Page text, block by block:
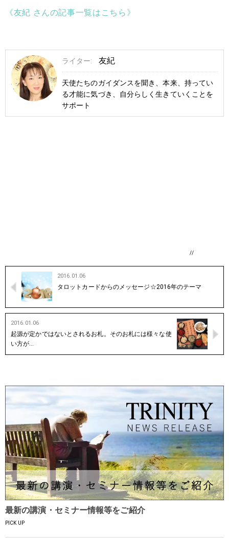
《友紀 さんの記事一覧はこちら》
ライター: 友紀
天使たちのガイダンスを聞き、本来、持ってい
る才能に気づき、自分らしく生きていくことを
サポート
//
2016.01.06
タロットカードからのメッセージ☆2016年のテーマ
2016.01.06
起源が定かではないとされるお札。そのお札には様々な使
い方が…
最新の講演・セミナー情報等をご紹介
PICK UP